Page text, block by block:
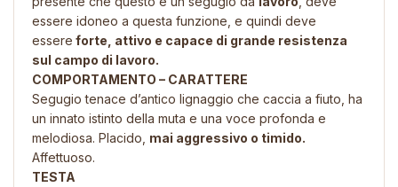
essere idoneo a questa funzione, e quindi deve
essere forte, attivo e capace di grande resistenza
sul campo di lavoro.
COMPORTAMENTO – CARATTERE
Segugio tenace d’antico lignaggio che caccia a fiuto, ha
un innato istinto della muta e una voce profonda e
melodiosa. Placido, mai aggressivo o timido.
Affettuoso.
TESTA